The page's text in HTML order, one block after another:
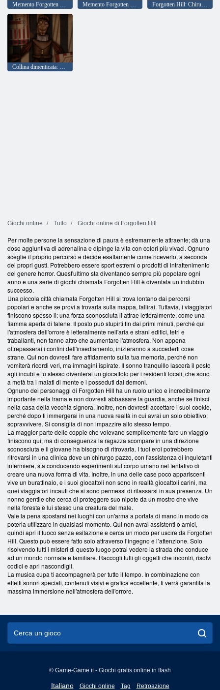
Memento Forgotten Hill: Corri Corri piccolo cavallo Memento Forgotten Hill: Love Beyond Forgotten Hill: Chirurgia
Collina dimenticata: burattinaio
Giochi online Tutto Giochi online di Forgotten Hill
Per molte persone la sensazione di paura è estremamente attraente; dà una
dose aggiuntiva di adrenalina e dipinge la vita con colori più vivaci. Ognuno
sceglie il proprio percorso e decide esattamente come riceverlo, a seconda
dei propri gusti. Potrebbero essere sport estremi o prodotti di intrattenimento
del genere horror. Quest'ultimo sta diventando sempre più popolare ogni
anno e una serie di giochi chiamata Forgotten Hill è diventata un indubbio
successo.
Una piccola città chiamata Forgotten Hill si trova lontano dai percorsi
popolari e anche se provi a trovarla sulla mappa, fallirai. Tuttavia, i viaggiatori
finiscono spesso lì: una forza sconosciuta li attrae letteralmente, come una
fiamma aperta di falene. Il posto può stupirti fin dai primi minuti, perché qui
l'atmosfera dell'orrore è letteralmente nell'aria e strani edifici, tetri e
traballanti, non fanno altro che aumentare l'atmosfera. Non appena
oltrepasserai i confini dell'insediamento, inizieranno a succederti cose
strane. Qui non dovresti fare affidamento sulla tua memoria, perché non
vomiterà ricordi veri, ma immagini ispirate. Il sonno tranquillo lascerà il posto
agli incubi e tu stesso diventerai un giocattolo per i residenti locali, che sono
a metà tra i malati di mente e i posseduti dai demoni.
Ognuno dei personaggi di Forgotten Hill ha un ruolo unico e incredibilmente
importante nella trama e non dovresti abbassare la guardia, anche se finisci
nella casa della vecchia signora. Inoltre, non dovresti accettare i suoi cookie,
perché dopo ti immergerai in una nuova realtà in cui avrai un solo obiettivo:
sopravvivere. Si consiglia di non impazzire allo stesso tempo.
La maggior parte delle coppie che volevano semplicemente fare un viaggio
finiscono qui, ma di conseguenza la ragazza scompare in una direzione
sconosciuta e il giovane ha bisogno di ritrovarla. I tuoi eroi potrebbero
ritrovarsi in una clinica dove un chirurgo pazzo, con l'assistenza di inquietanti
infermiere, sta conducendo esperimenti sul corpo umano nel tentativo di
creare una nuova forma di vita. Inoltre, in una delle case poco appariscenti
vive un burattinaio, e i suoi giocattoli non sono in realtà giocattoli carini, ma
quei viaggiatori incauti che si sono permessi di rilassarsi in sua presenza. Un
nonno gentile che cerca di proteggere suo nipote da un mostro che vive
nella foresta è lui stesso una creatura del male.
Vale la pena spostarsi nei luoghi con un'arma a portata di mano in modo da
poterla utilizzare in qualsiasi momento. Qui non avrai assistenti o amici,
quindi apri il fuoco senza esitazione e cerca un modo per uscire da Forgotten
Hill. Questo può essere fatto solo attraverso l’ingegno e l’attenzione. Solo
risolvendo tutti i misteri di questo luogo potrai vedere la strada che conduce
ad un mondo normale e familiare. Raccogli tutti gli oggetti che incontri, risolvi
codici e apri nascondigli.
La musica cupa ti accompagnerà per tutto il tempo. In combinazione con
effetti sonori speciali, contenuti visivi e grafica eccellente, ti verrà garantita la
massima immersione nell'atmosfera dell'orrore.
© Game-Game.it - Giochi gratis online in flash
Italiano
English
Giochi online Tag Retroazione